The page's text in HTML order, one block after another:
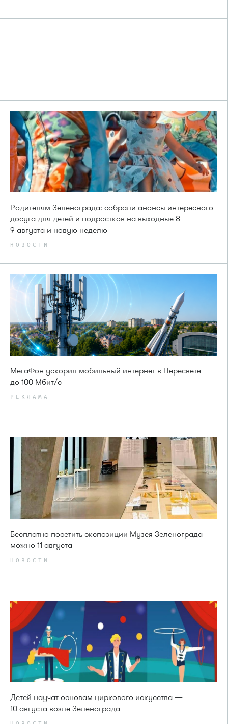
Родителям Зеленограда: собрали анонсы интересного
досуга для детей и подростков на выходные 8-
9 августа и новую неделю
НОВОСТИ
МегаФон ускорил мобильный интернет в Пересвете
до 100 Мбит/с
РЕКЛАМА
Бесплатно посетить экспозиции Музея Зеленограда
можно 11 августа
НОВОСТИ
Детей научат основам циркового искусства —
10 августа возле Зеленограда